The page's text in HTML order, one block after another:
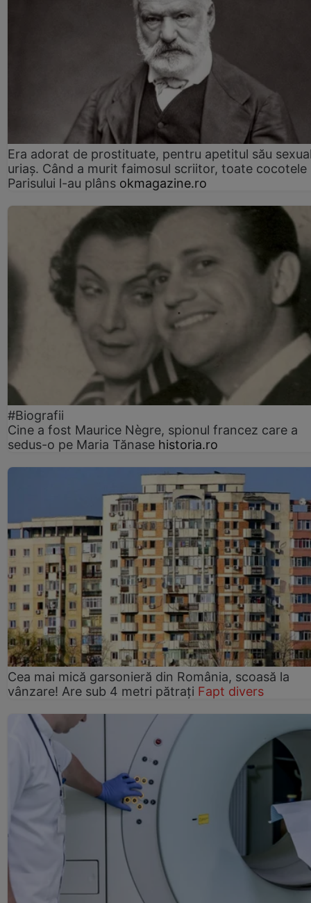
Era adorat de prostituate, pentru apetitul său
uriaș. Când a murit faimosul scriitor, toate cocotele
Parisului l-au plâns okmagazine.ro
#Biografii
Cine a fost Maurice Nègre, spionul francez care a
sedus-o pe Maria Tănase historia.ro
Cea mai mică garsonieră din România, scoasă la
vânzare! Are sub 4 metri pătrați Fapt divers